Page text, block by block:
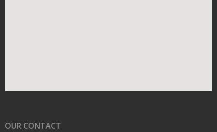
OUR CONTACT